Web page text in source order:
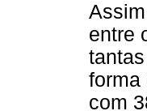
entre
forma
com